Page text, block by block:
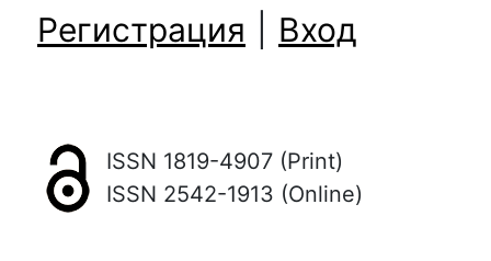
Регистрация
Вход
ISSN 1819-4907 (Print)
ISSN 2542-1913 (Online)